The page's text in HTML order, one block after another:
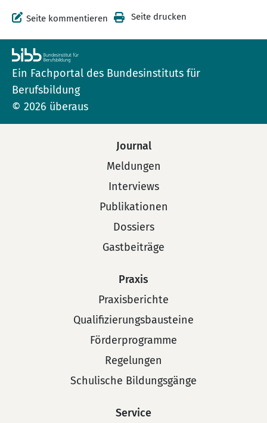
Seite kommentieren Seite drucken
Ein Fachportal des Bundesinstituts für
Berufsbildung
© 2026 überaus
Journal
Meldungen
Interviews
Publikationen
Dossiers
Gastbeiträge
Praxis
Praxisberichte
Qualifizierungsbausteine
Förderprogramme
Regelungen
Schulische Bildungsgänge
Service